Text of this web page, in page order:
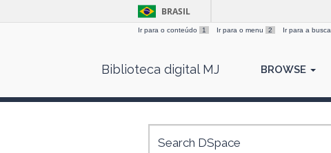
BRASIL
Ir para o conteúdo 1 Ir para o menu 2 Ir para a busca
Biblioteca digital MJ BROWSE